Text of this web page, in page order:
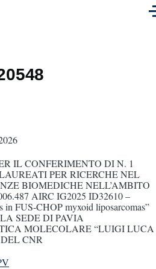
IL CONFERIMENTO DI N. 1
PER RICERCHE NEL
BIOMEDICHE NELL’AMBITO
AIRC IG2025 ID32610 –
in FUS-CHOP myxoid liposarcomas”
SEDE DI PAVIA
MOLECOLARE “LUIGI LUCA
CNR